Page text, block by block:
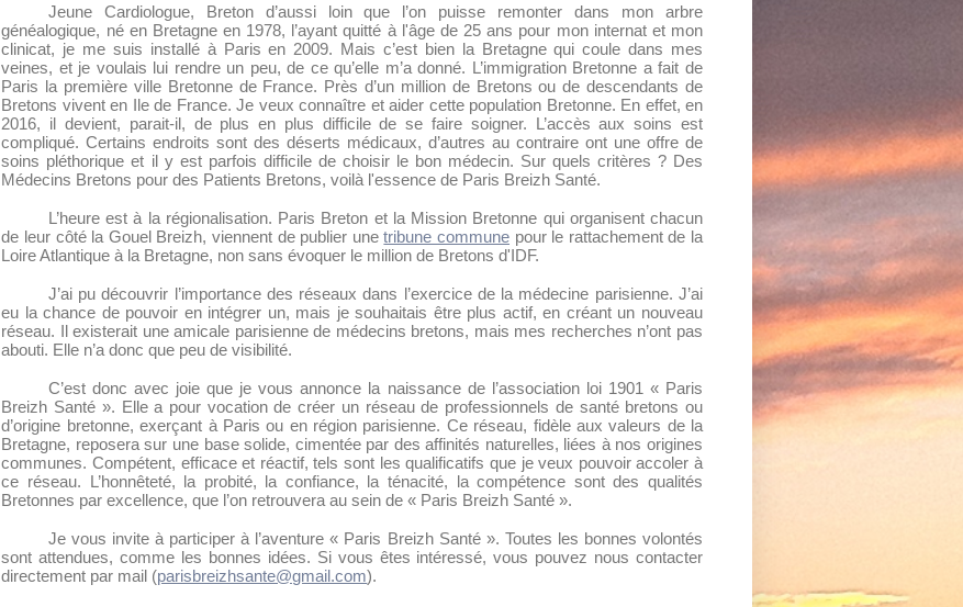
Jeune Cardiologue, Breton d’aussi loin que l’on puisse remonter dans mon arbre
généalogique, né en Bretagne en 1978, l’ayant quitté à l'âge de 25 ans pour mon internat et mon
clinicat, je me suis installé à Paris en 2009. Mais c’est bien la Bretagne qui coule dans mes
veines, et je voulais lui rendre un peu, de ce qu’elle m’a donné. L’immigration Bretonne a fait de
Paris la première ville Bretonne de France. Près d’un million de Bretons ou de descendants de
Bretons vivent en Ile de France. Je veux connaître et aider cette population Bretonne. En effet, en
2016, il devient, parait-il, de plus en plus difficile de se faire soigner. L’accès aux soins est
compliqué. Certains endroits sont des déserts médicaux, d’autres au contraire ont une offre de
soins pléthorique et il y est parfois difficile de choisir le bon médecin. Sur quels critères ? Des
Médecins Bretons pour des Patients Bretons, voilà l'essence de Paris Breizh Santé.
L’heure est à la régionalisation. Paris Breton et la Mission Bretonne qui organisent chacun
de leur côté la Gouel Breizh, viennent de publier unetribune commune pour le rattachement de la
Loire Atlantique à la Bretagne, non sans évoquer le million de Bretons d'IDF.
J’ai pu découvrir l’importance des réseaux dans l’exercice de la médecine parisienne. J’ai
eu la chance de pouvoir en intégrer un, mais je souhaitais être plus actif, en créant un nouveau
réseau. Il existerait une amicale parisienne de médecins bretons, mais mes recherches n’ont pas
abouti. Elle n’a donc que peu de visibilité.
C’est donc avec joie que je vous annonce la naissance de l’association loi 1901 « Paris
Breizh Santé ». Elle a pour vocation de créer un réseau de professionnels de santé bretons ou
d’origine bretonne, exerçant à Paris ou en région parisienne. Ce réseau, fidèle aux valeurs de la
Bretagne, reposera sur une base solide, cimentée par des affinités naturelles, liées à nos origines
communes. Compétent, efficace et réactif, tels sont les qualificatifs que je veux pouvoir accoler à
ce réseau. L’honnêteté, la probité, la confiance, la ténacité, la compétence sont des qualités
Bretonnes par excellence, que l’on retrouvera au sein de « Paris Breizh Santé ».
Je vous invite à participer à l’aventure « Paris Breizh Santé ». Toutes les bonnes volontés
sont attendues, comme les bonnes idées. Si vous êtes intéressé, vous pouvez nous contacter
directement par mail (parisbreizhsante@gmail.com).